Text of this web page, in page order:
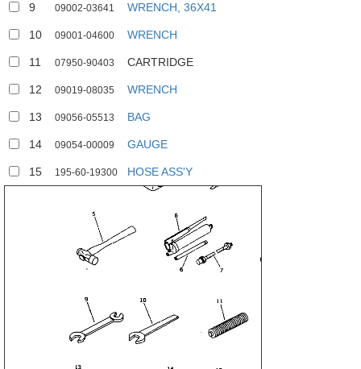
9 09002-03641 WRENCH, 36X41
10 09001-04600 WRENCH
11 07950-90403 CARTRIDGE
12 09019-08035 WRENCH
13 09056-05513 BAG
14 09054-00009 GAUGE
15 195-60-19300 HOSE ASS'Y